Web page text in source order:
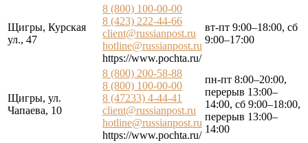
Щигры, Курская
ул., 47
8 (800) 100-00-00
8 (423) 222-44-66
client@russianpost.ru
hotline@russianpost.ru
https://www.pochta.ru/
вт-пт 9:00–18:00, сб
9:00–17:00
Щигры, ул.
Чапаева, 10
8 (800) 200-58-88
8 (800) 100-00-00
8 (47233) 4-44-41
client@russianpost.ru
hotline@russianpost.ru
https://www.pochta.ru/
пн-пт 8:00–20:00,
перерыв 13:00–
14:00, сб 9:00–18:00,
перерыв 13:00–
14:00